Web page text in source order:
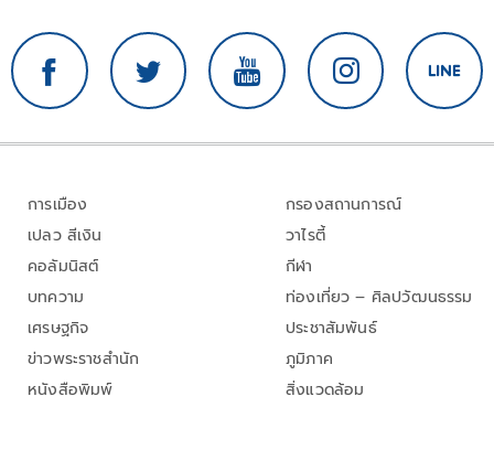
การเมือง
เปลว สีเงิน
คอลัมนิสต์
บทความ
เศรษฐกิจ
ข่าวพระราชสำนัก
หนังสือพิมพ์
กรองสถานการณ์
วาไรตี้
กีฬา
ท่องเที่ยว – ศิลปวัฒนธรรม
ประชาสัมพันธ์
ภูมิภาค
สิ่งแวดล้อม